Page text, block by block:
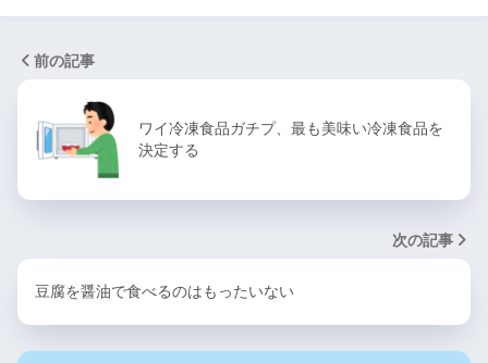
前の記事
ワイ冷凍食品ガチプ、最も美味い冷凍食品を
決定する
次の記事
豆腐を醤油で食べるのはもったいない